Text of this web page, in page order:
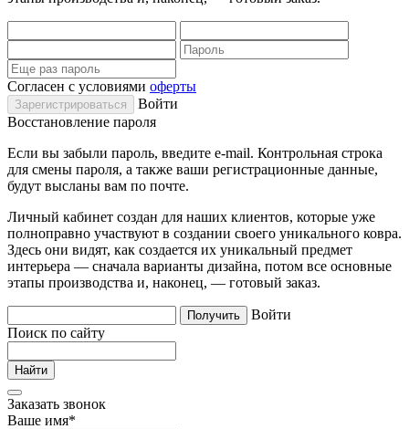
Согласен с условиями оферты
Войти
Восстановление пароля
Если вы забыли пароль, введите e-mail. Контрольная строка
для смены пароля, а также ваши регистрационные данные,
будут высланы вам по почте.
Личный кабинет создан для наших клиентов, которые уже
полноправно участвуют в создании своего уникального ковра.
Здесь они видят, как создается их уникальный предмет
интерьера — сначала варианты дизайна, потом все основные
этапы производства и, наконец, — готовый заказ.
Войти
Поиск по сайту
Заказать звонок
Ваше имя*